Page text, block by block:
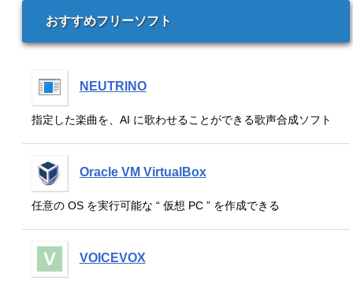
おすすめフリーソフト
NEUTRINO
指定した楽曲を、AI に歌わせることができる歌声合成ソフト
Oracle VM VirtualBox
任意の OS を実行可能な “ 仮想 PC ” を作成できる
VOICEVOX